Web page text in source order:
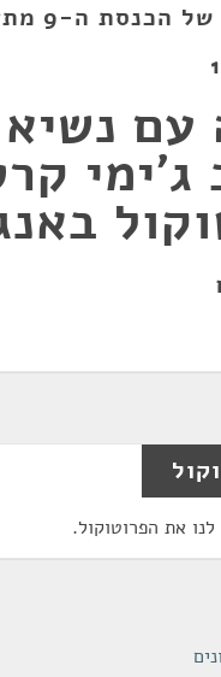
ישיבת
עם נשיא
ג'ימי
את הפרוטוקול.